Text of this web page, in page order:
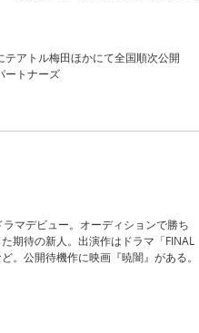
アトル梅田ほかにて全国順次公開
ートナーズ
マデビュー。オーディションで勝ち
期待の新人。出演作はドラマ「FINAL
。公開待機作に映画『暁闇』がある。